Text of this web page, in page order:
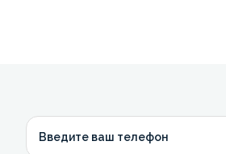
Введите ваш телефон